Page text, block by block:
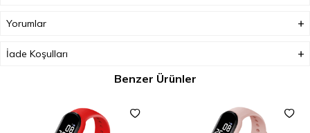
Yorumlar
İade Koşulları
Benzer Ürünler